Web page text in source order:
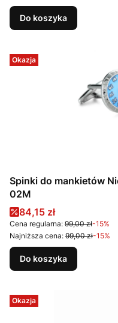
Do koszyka
Okazja
Spinki do mankietów
02M
Cena promocyjna
84,15 zł
Cena regularna: 99,00 zł-15%
Najniższa cena: 99,00 zł-15%
Do koszyka
Okazja